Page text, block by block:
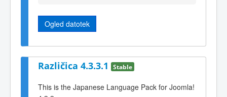
Ogled datotek
Različica 4.3.3.1 Stable
This is the Japanese Language Pack for Joomla!